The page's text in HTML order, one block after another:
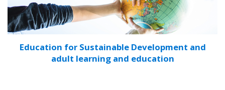
Education for Sustainable Development and
adult learning and education